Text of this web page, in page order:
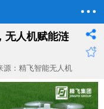
无人机赋能涟
源：精飞智能无人机